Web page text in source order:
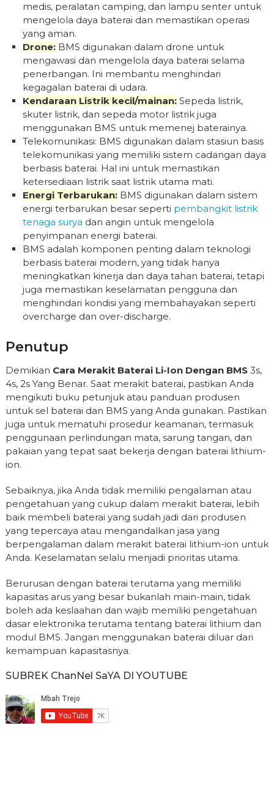
medis, peralatan camping, dan lampu senter untuk
mengelola daya baterai dan memastikan operasi
yang aman.
Drone: BMS digunakan dalam drone untuk
mengawasi dan mengelola daya baterai selama
penerbangan. Ini membantu menghindari
kegagalan baterai di udara.
Kendaraan Listrik kecil/mainan: Sepeda listrik,
skuter listrik, dan sepeda motor listrik juga
menggunakan BMS untuk memenej baterainya.
Telekomunikasi: BMS digunakan dalam stasiun basis
telekomunikasi yang memiliki sistem cadangan daya
berbasis baterai. Hal ini untuk memastikan
ketersediaan listrik saat listrik utama mati.
Energi Terbarukan: BMS digunakan dalam sistem
energi terbarukan besar seperti pembangkit listrik
tenaga surya dan angin untuk mengelola
penyimpanan energi baterai.
BMS adalah komponen penting dalam teknologi
berbasis baterai modern, yang tidak hanya
meningkatkan kinerja dan daya tahan baterai, tetapi
juga memastikan keselamatan pengguna dan
menghindari kondisi yang membahayakan seperti
overcharge dan over-discharge.
Penutup
Demikian Cara Merakit Baterai Li-Ion Dengan BMS3s,
4s, 2s Yang Benar. Saat merakit baterai, pastikan Anda
mengikuti buku petunjuk atau panduan produsen
untuk sel baterai dan BMS yang Anda gunakan. Pastikan
juga untuk mematuhi prosedur keamanan, termasuk
penggunaan perlindungan mata, sarung tangan, dan
pakaian yang tepat saat bekerja dengan baterai lithium-
ion.
Sebaiknya, jika Anda tidak memiliki pengalaman atau
pengetahuan yang cukup dalam merakit baterai, lebih
baik membeli baterai yang sudah jadi dari produsen
yang tepercaya atau mengandalkan jasa yang
berpengalaman dalam merakit baterai lithium-ion untuk
Anda. Keselamatan selalu menjadi prioritas utama.
Berurusan dengan baterai terutama yang memiliki
kapasitas arus yang besar bukanlah main-main, tidak
boleh ada keslaahan dan wajib memiliki pengetahuan
dasar elektronika terutama tentang baterai lithium dan
modul BMS. Jangan menggunakan baterai diluar dari
kemampuan kapasitasnya.
SUBREK ChanNel SaYA DI YOUTUBE